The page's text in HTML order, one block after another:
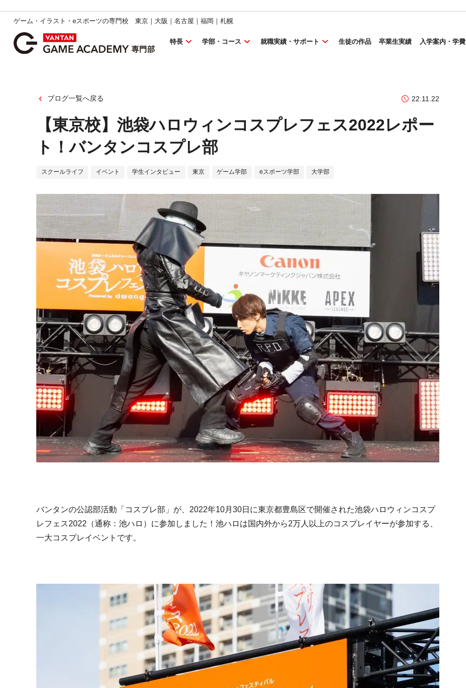
ゲーム・イラスト・eスポーツの専門校 東京｜大阪｜名古屋｜福岡｜札幌
特長 学部・コース 就職実績・サポート 生徒の作品 卒業生実績 入学案内・学費
ブログ一覧へ戻る 22.11.22
【東京校】池袋ハロウィンコスプレフェス2022レポー
ト！バンタンコスプレ部
スクールライフ イベント 学生インタビュー 東京 ゲーム学部 eスポーツ学部 大学部
バンタンの公認部活動「コスプレ部」が、2022年10月 30日に東京都豊島区で開催された池袋ハロウィンコスプ
レフェス2022 （通称：池ハロ）に参加しました！池ハロは国内外から2万人以上のコスプレイヤーが参加する、
一大コスプレイベントです。